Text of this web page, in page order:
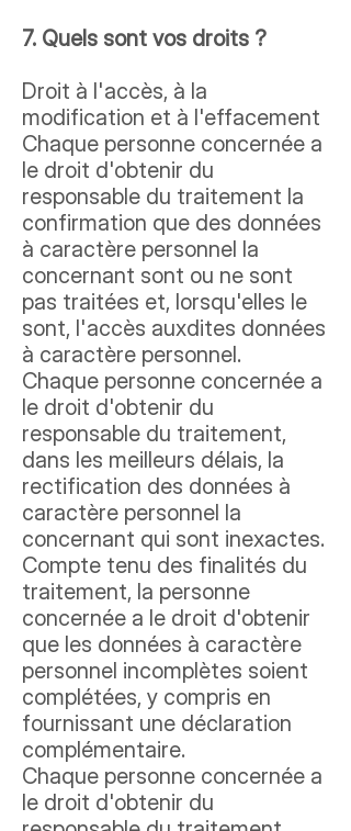
7. Quels sont vos droits ?
Droit à l'accès, à la
modification et à l'effacement
Chaque personne concernée a
le droit d'obtenir du
responsable du traitement la
confirmation que des données
à caractère personnel la
concernant sont ou ne sont
pas traitées et, lorsqu'elles le
sont, l'accès auxdites données
à caractère personnel.
Chaque personne concernée a
le droit d'obtenir du
responsable du traitement,
dans les meilleurs délais, la
rectification des données à
caractère personnel la
concernant qui sont inexactes.
Compte tenu des finalités du
traitement, la personne
concernée a le droit d'obtenir
que les données à caractère
personnel incomplètes soient
complétées, y compris en
fournissant une déclaration
complémentaire.
Chaque personne concernée a
le droit d'obtenir du